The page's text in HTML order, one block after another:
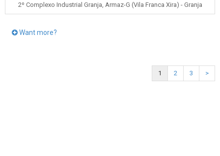
2º Complexo Industrial Granja, Armaz-G (Vila Franca Xira) - Granja
Want more?
1 2 3 >